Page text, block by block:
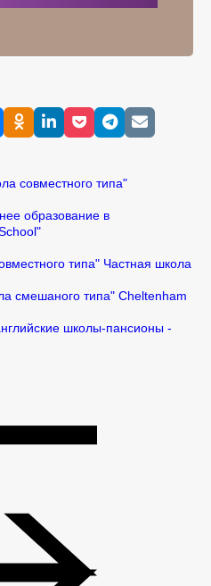
Частная школа
Cheltenham